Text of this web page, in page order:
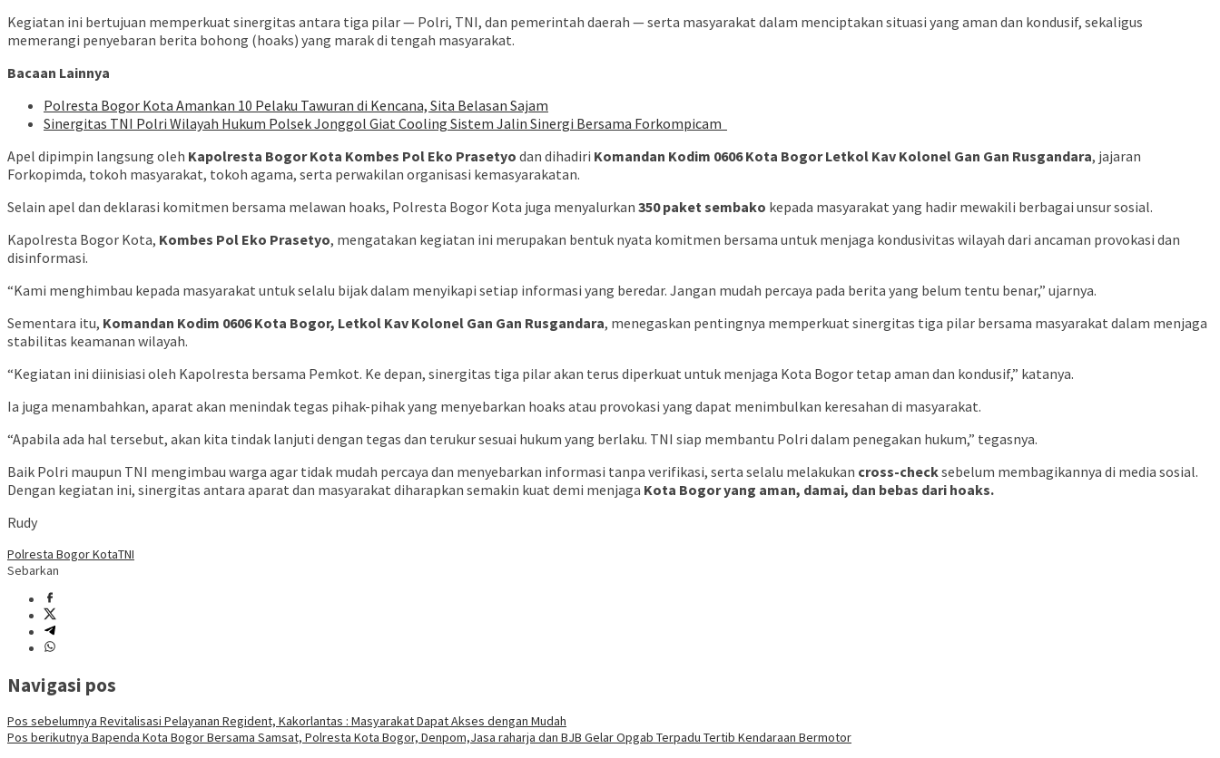
Kegiatan ini bertujuan memperkuat sinergitas antara tiga pilar — Polri, TNI, dan pemerintah daerah — serta masyarakat dalam menciptakan situasi yang aman dan kondusif, sekaligus
memerangi penyebaran berita bohong (hoaks) yang marak di tengah masyarakat.
Bacaan Lainnya
Polresta Bogor Kota Amankan 10 Pelaku Tawuran di Kencana, Sita Belasan Sajam
Sinergitas TNI Polri Wilayah Hukum Polsek Jonggol Giat Cooling Sistem Jalin Sinergi Bersama Forkompicam
Apel dipimpin langsung oleh Kapolresta Bogor Kota Kombes Pol Eko Prasetyo dan dihadiri Komandan Kodim 0606 Kota Bogor Letkol Kav Kolonel Gan Gan Rusgandara, jajaran
Forkopimda, tokoh masyarakat, tokoh agama, serta perwakilan organisasi kemasyarakatan.
Selain apel dan deklarasi komitmen bersama melawan hoaks, Polresta Bogor Kota juga menyalurkan 350 paket sembako kepada masyarakat yang hadir mewakili berbagai unsur sosial.
Kapolresta Bogor Kota, Kombes Pol Eko Prasetyo, mengatakan kegiatan ini merupakan bentuk nyata komitmen bersama untuk menjaga kondusivitas wilayah dari ancaman provokasi dan
disinformasi.
“Kami menghimbau kepada masyarakat untuk selalu bijak dalam menyikapi setiap informasi yang beredar. Jangan mudah percaya pada berita yang belum tentu benar,” ujarnya.
Sementara itu, Komandan Kodim 0606 Kota Bogor, Letkol Kav Kolonel Gan Gan Rusgandara, menegaskan pentingnya memperkuat sinergitas tiga pilar bersama masyarakat dalam menjaga
stabilitas keamanan wilayah.
“Kegiatan ini diinisiasi oleh Kapolresta bersama Pemkot. Ke depan, sinergitas tiga pilar akan terus diperkuat untuk menjaga Kota Bogor tetap aman dan kondusif,” katanya.
Ia juga menambahkan, aparat akan menindak tegas pihak-pihak yang menyebarkan hoaks atau provokasi yang dapat menimbulkan keresahan di masyarakat.
“Apabila ada hal tersebut, akan kita tindak lanjuti dengan tegas dan terukur sesuai hukum yang berlaku. TNI siap membantu Polri dalam penegakan hukum,” tegasnya.
Baik Polri maupun TNI mengimbau warga agar tidak mudah percaya dan menyebarkan informasi tanpa verifikasi, serta selalu melakukan cross-checksebelum membagikannya di media sosial.
Dengan kegiatan ini, sinergitas antara aparat dan masyarakat diharapkan semakin kuat demi menjaga Kota Bogor yang aman, damai, dan bebas dari hoaks.
Rudy
Polresta Bogor KotaTNI
Sebarkan
Navigasi pos
Pos sebelumnya Revitalisasi Pelayanan Regident, Kakorlantas : Masyarakat Dapat Akses dengan Mudah
Pos berikutnya Bapenda Kota Bogor Bersama Samsat, Polresta Kota Bogor, Denpom,Jasa raharja dan BJB Gelar Opgab Terpadu Tertib Kendaraan Bermotor